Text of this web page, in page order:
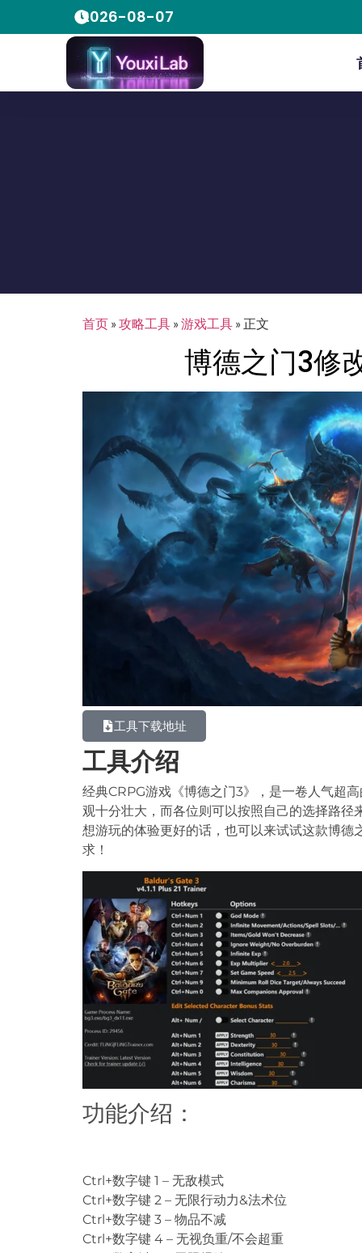
2026-08-07
首页 »攻略工具 »游戏工具 » 正文
博德之门3修
工具下载地址
工具介绍
经典CRPG游戏《博德之门3》，是一卷人气超
观十分壮大，而各位则可以按照自己的选择路
想游玩的体验更好的话，也可以来试试这款博
求！
功能介绍：
Ctrl+数字键 1 – 无敌模式
Ctrl+数字键 2 – 无限行动力&法术位
Ctrl+数字键 3 – 物品不减
Ctrl+数字键 4 – 无视负重/不会超重